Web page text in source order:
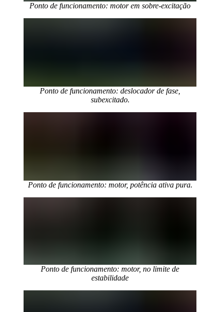
Ponto de funcionamento: motor em sobre-excitação
Ponto de funcionamento: deslocador de fase,
subexcitado.
Ponto de funcionamento: motor, potência ativa pura.
Ponto de funcionamento: motor, no limite de
estabilidade